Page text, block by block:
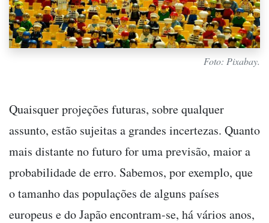
Foto: Pixabay.
Quaisquer projeções futuras, sobre qualquer
assunto, estão sujeitas a grandes incertezas. Quanto
mais distante no futuro for uma previsão, maior a
probabilidade de erro. Sabemos, por exemplo, que
o tamanho das populações de alguns países
europeus e do Japão encontram-se, há vários anos,